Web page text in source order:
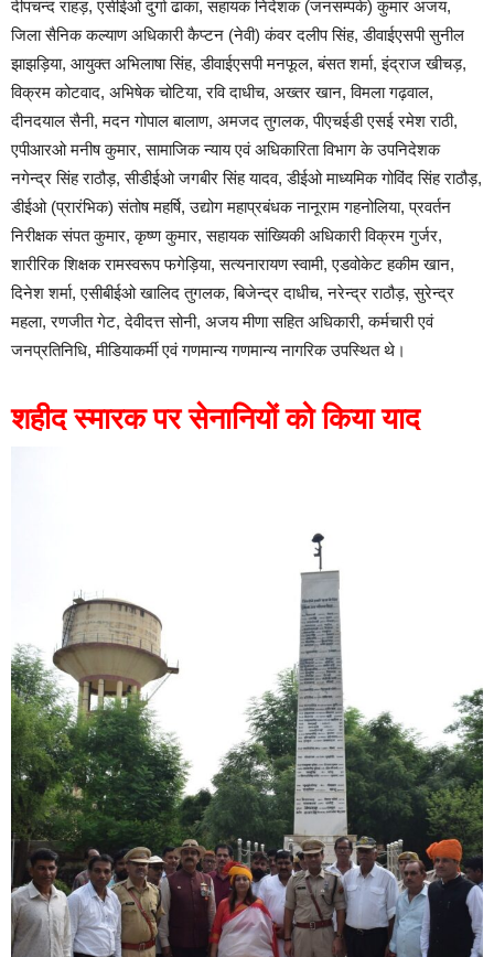
दीपचन्द राहड़, एसीईओ दुर्गा ढाका, सहायक निदेशक (जनसम्पर्क) कुमार अजय,
जिला सैनिक कल्याण अधिकारी कैप्टन (नेवी) कंवर दलीप सिंह, डीवाईएसपी सुनील
झाझड़िया, आयुक्त अभिलाषा सिंह, डीवाईएसपी मनफूल, बंसत शर्मा, इंद्राज खीचड़,
विक्रम कोटवाद, अभिषेक चोटिया, रवि दाधीच, अख्तर खान, विमला गढ़वाल,
दीनदयाल सैनी, मदन गोपाल बालाण, अमजद तुगलक, पीएचईडी एसई रमेश राठी,
एपीआरओ मनीष कुमार, सामाजिक न्याय एवं अधिकारिता विभाग के उपनिदेशक
नगेन्द्र सिंह राठौड़, सीडीईओ जगबीर सिंह यादव, डीईओ माध्यमिक गोविंद सिंह राठौड़,
डीईओ (प्रारंभिक) संतोष महर्षि, उद्योग महाप्रबंधक नानूराम गहनोलिया, प्रवर्तन
निरीक्षक संपत कुमार, कृष्ण कुमार, सहायक सांख्यिकी अधिकारी विक्रम गुर्जर,
शारीरिक शिक्षक रामस्वरूप फगेड़िया, सत्यनारायण स्वामी, एडवोकेट हकीम खान,
दिनेश शर्मा, एसीबीईओ खालिद तुगलक, बिजेन्द्र दाधीच, नरेन्द्र राठौड़, सुरेन्द्र
महला, रणजीत गेट, देवीदत्त सोनी, अजय मीणा सहित अधिकारी, कर्मचारी एवं
जनप्रतिनिधि, मीडियाकर्मी एवं गणमान्य गणमान्य नागरिक उपस्थित थे।
शहीद स्मारक पर सेनानियों को किया याद